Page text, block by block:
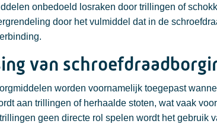
onbedoeld losraken door trillingen of
door het vulmiddel dat in de
van
worden voornamelijk toegepast
aan trillingen of herhaalde stoten, wat vaak
geen directe rol spelen wordt het gebruik